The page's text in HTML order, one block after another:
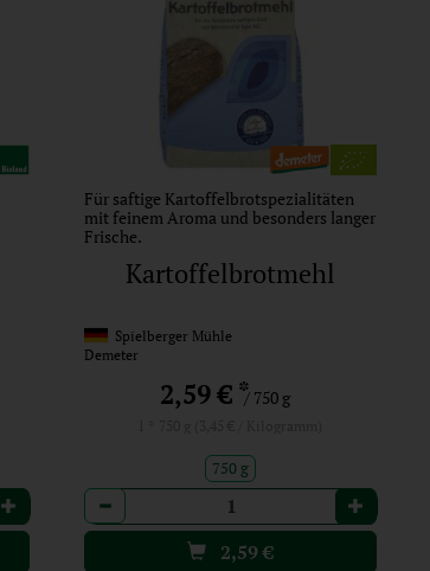
Für saftige Kartoffelbrotspezialitäten
mit feinem Aroma und besonders langer
Frische.
Kartoffelbrotmehl
Spielberger Mühle
Demeter
2,59 € */ 750 g
750 g
Anzahl
2,59€